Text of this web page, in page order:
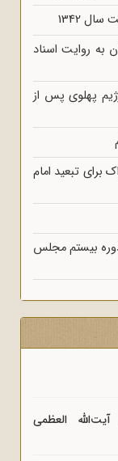
1342
به روایت اسناد
پهلوی پس از
تبعید امام
بیستم مجلس
العظمی